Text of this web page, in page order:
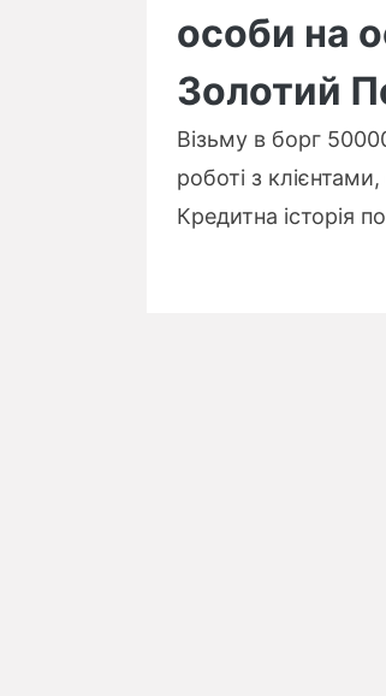
особи на
Золотий
Візьму в борг
роботі з
Кредитна історія